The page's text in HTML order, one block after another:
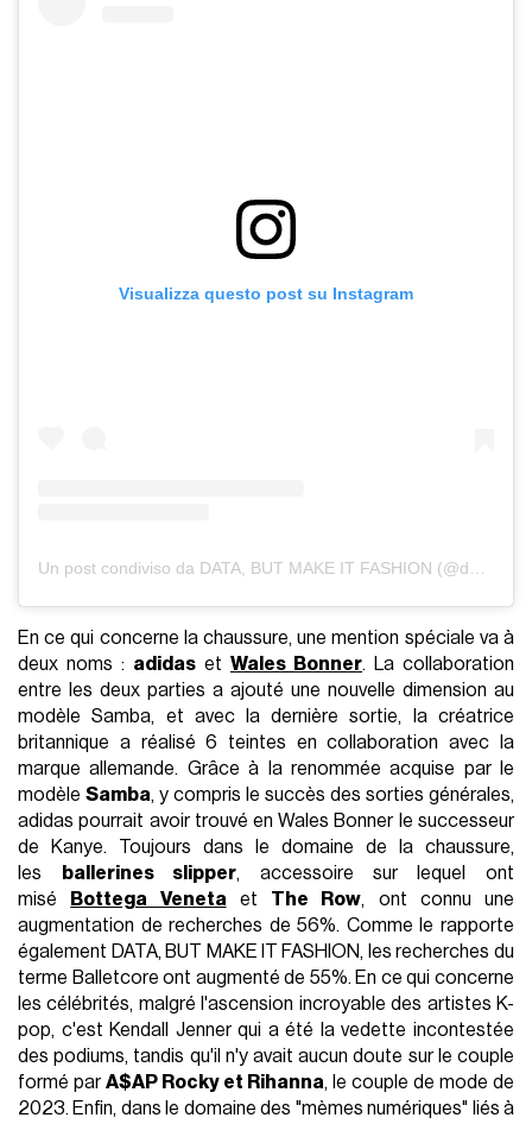
Visualizza questo post su Instagram
En ce qui concerne la chaussure, une mention spéciale va à
deux noms : adidas et Wales Bonner. La collaboration
entre les deux parties a ajouté une nouvelle dimension au
modèle Samba, et avec la dernière sortie, la créatrice
britannique a réalisé 6 teintes en collaboration avec la
marque allemande. Grâce à la renommée acquise par le
modèleSamba, y compris le succès des sorties générales,
adidas pourrait avoir trouvé en Wales Bonner le successeur
de Kanye. Toujours dans le domaine de la chaussure,
les
ballerines slipper, accessoire sur lequel ont
misé
Bottega Veneta et The Row, ont connu une
augmentation de recherches de 56%. Comme le rapporte
également DATA, BUT MAKE IT FASHION, les recherches du
terme Balletcore ont augmenté de 55%. En ce qui concerne
les célébrités, malgré l'ascension incroyable des artistes K-
pop, c'est Kendall Jenner qui a été la vedette incontestée
des podiums, tandis qu'il n'y avait aucun doute sur le couple
formé parA$AP Rocky et Rihanna, le couple de mode de
2023. Enfin, dans le domaine des "mèmes numériques" liés à